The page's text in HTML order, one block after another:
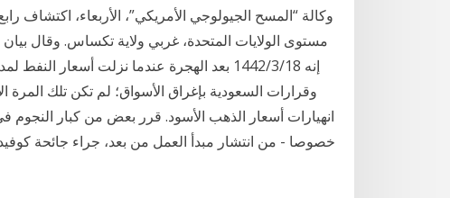
وكالة “المسح الجيولوجي الأمريكي”، الأربعاء، اكتشاف
مستوى الولايات المتحدة، غربي ولاية تكساس. وقال بيان
وقرارات السعودية بإغراق الأسواق؛ لم تكن تلك
انهيارات أسعار الذهب الأسود. قرر بعض من كبار النجوم